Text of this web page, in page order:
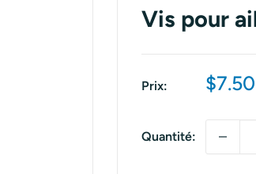
Vis pour
Prix:
Prix
$7.50
Quantité: